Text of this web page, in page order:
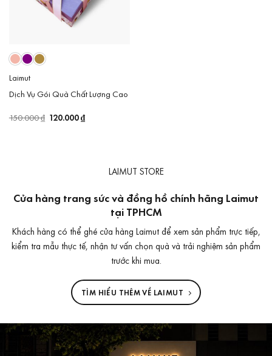
Laimut
Dịch Vụ Gói Quà Chất Lượng Cao
150.000₫ Giá
120.000₫
LAIMUT STORE
Cửa hàng trang sức và đồng hồ chính hãng Laimut
tại TPHCM
Khách hàng có thể ghé cửa hàng Laimut để xem sản phẩm trực tiếp,
kiểm tra mẫu thực tế, nhận tư vấn chọn quà và trải nghiệm sản phẩm
trước khi mua.
TÌM HIỂU THÊM VỀ LAIMUT